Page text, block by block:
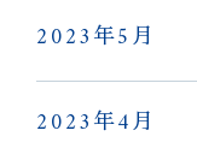
2023年5月
2023年4月